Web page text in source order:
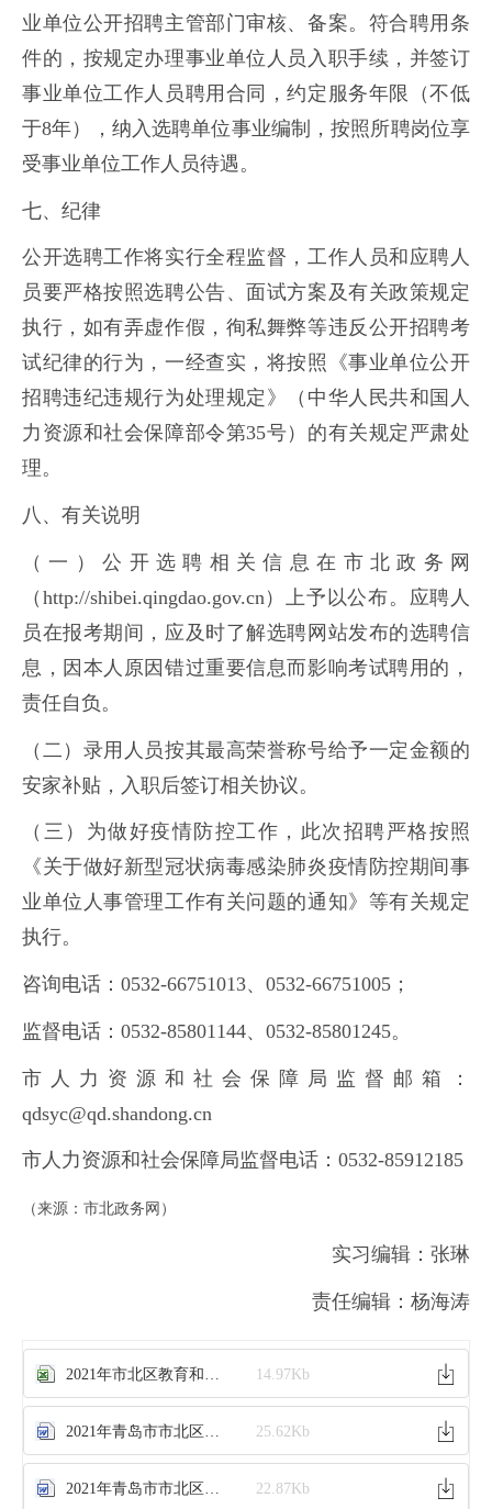
业单位公开招聘主管部门审核、备案。符合聘用条
件的，按规定办理事业单位人员入职手续，并签订
事业单位工作人员聘用合同，约定服务年限（不低
于8年），纳入选聘单位事业编制，按照所聘岗位享
受事业单位工作人员待遇。
七、纪律
公开选聘工作将实行全程监督，工作人员和应聘人
员要严格按照选聘公告、面试方案及有关政策规定
执行，如有弄虚作假，徇私舞弊等违反公开招聘考
试纪律的行为，一经查实，将按照《事业单位公开
招聘违纪违规行为处理规定》（中华人民共和国人
力资源和社会保障部令第35号）的有关规定严肃处
理。
八、有关说明
（一）公开选聘相关信息在市北政务网
（http://shibei.qingdao.gov.cn）上予以公布。应聘人
员在报考期间，应及时了解选聘网站发布的选聘信
息，因本人原因错过重要信息而影响考试聘用的，
责任自负。
（二）录用人员按其最高荣誉称号给予一定金额的
安家补贴，入职后签订相关协议。
（三）为做好疫情防控工作，此次招聘严格按照
《关于做好新型冠状病毒感染肺炎疫情防控期间事
业单位人事管理工作有关问题的通知》等有关规定
执行。
咨询电话：0532-66751013、0532-66751005；
监督电话：0532-85801144、0532-85801245。
市人力资源和社会保障局监督邮箱：
qdsyc@qd.shandong.cn
市人力资源和社会保障局监督电话：0532-85912185
（来源：市北政务网）
实习编辑：张琳
责任编辑：杨海涛
14.97Kb
25.62Kb
22.87Kb